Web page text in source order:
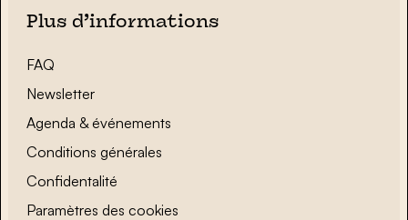
Plus d’informations
FAQ
Newsletter
Agenda & événements
Conditions générales
Confidentalité
Paramètres des cookies